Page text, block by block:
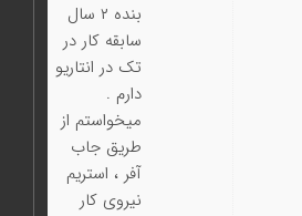
بنده ۲ سال
سابقه کار در
تک در انتاریو
دارم .
میخواستم از
طریق جاب
آفر ، استریم
نیروی کار